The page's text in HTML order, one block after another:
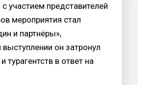
участием представителей
мероприятия стал
и партнёры»,
он затронул
в ответ на